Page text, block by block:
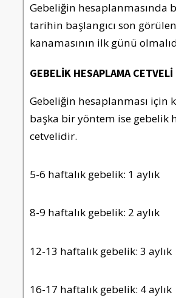
Gebeliğin hesaplanmasında
tarihin başlangıcı son
kanamasının ilk günü
GEBELİK HESAPLAMA CETVELİ
Gebeliğin hesaplanması için
başka bir yöntem ise gebelik
cetvelidir.
5-6 haftalık gebelik: 1 aylık
8-9 haftalık gebelik: 2 aylık
12-13 haftalık gebelik: 3 aylık
16-17 haftalık gebelik: 4 aylık